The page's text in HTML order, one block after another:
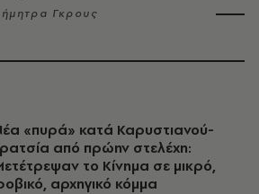
Γκρους
«πυρά» κατά Καρυστιανού-
από πρώην στελέχη:
το Κίνημα σε μικρό,
αρχηγικό κόμμα